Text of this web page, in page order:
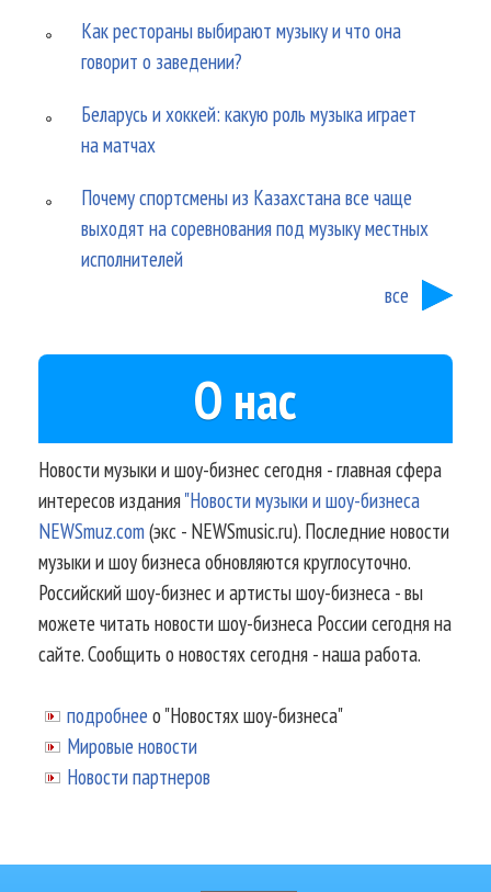
Как рестораны выбирают музыку и что она
говорит о заведении?
Беларусь и хоккей: какую роль музыка играет
на матчах
Почему спортсмены из Казахстана все чаще
выходят на соревнования под музыку местных
исполнителей
все
О нас
Новости музыки и шоу-бизнес сегодня - главная сфера
интересов издания"Новости музыки и шоу-бизнеса
NEWSmuz.com(экс - NEWSmusic.ru). Последние новости
музыки и шоу бизнеса обновляются круглосуточно.
Российский шоу-бизнес и артисты шоу-бизнеса - вы
можете читать новости шоу-бизнеса России сегодня на
сайте. Сообщить о новостях сегодня - наша работа.
подробнее о "Новостях шоу-бизнеса"
Мировые новости
Новости партнеров